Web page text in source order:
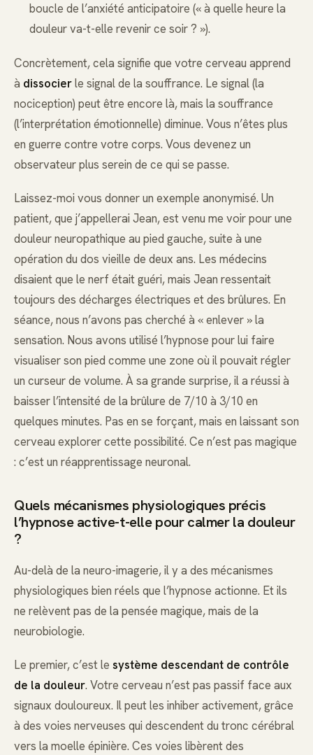
boucle de l’anxiété anticipatoire (« à quelle heure la
douleur va-t-elle revenir ce soir ? »).
Concrètement, cela signifie que votre cerveau apprend
à dissocierle signal de la souffrance. Le signal (la
nociception) peut être encore là, mais la souffrance
(l’interprétation émotionnelle) diminue. Vous n’êtes plus
en guerre contre votre corps. Vous devenez un
observateur plus serein de ce qui se passe.
Laissez-moi vous donner un exemple anonymisé. Un
patient, que j’appellerai Jean, est venu me voir pour une
douleur neuropathique au pied gauche, suite à une
opération du dos vieille de deux ans. Les médecins
disaient que le nerf était guéri, mais Jean ressentait
toujours des décharges électriques et des brûlures. En
séance, nous n’avons pas cherché à « enlever » la
sensation. Nous avons utilisé l’hypnose pour lui faire
visualiser son pied comme une zone où il pouvait régler
un curseur de volume. À sa grande surprise, il a réussi à
baisser l’intensité de la brûlure de 7/10 à 3/10 en
quelques minutes. Pas en se forçant, mais en laissant son
cerveau explorer cette possibilité. Ce n’est pas magique
: c’est un réapprentissage neuronal.
Quels mécanismes physiologiques précis
l’hypnose active-t-elle pour calmer la douleur
?
Au-delà de la neuro-imagerie, il y a des mécanismes
physiologiques bien réels que l’hypnose actionne. Et ils
ne relèvent pas de la pensée magique, mais de la
neurobiologie.
Le premier, c’est le système descendant de contrôle
de la douleur. Votre cerveau n’est pas passif face aux
signaux douloureux. Il peut les inhiber activement, grâce
à des voies nerveuses qui descendent du tronc cérébral
vers la moelle épinière. Ces voies libèrent des